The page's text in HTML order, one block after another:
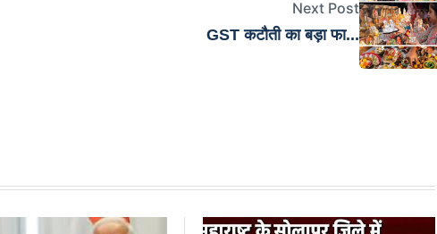
Next Post
GST कटौती का बड़ा फा...